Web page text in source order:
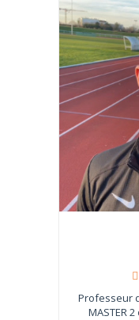
Professeur
MASTER